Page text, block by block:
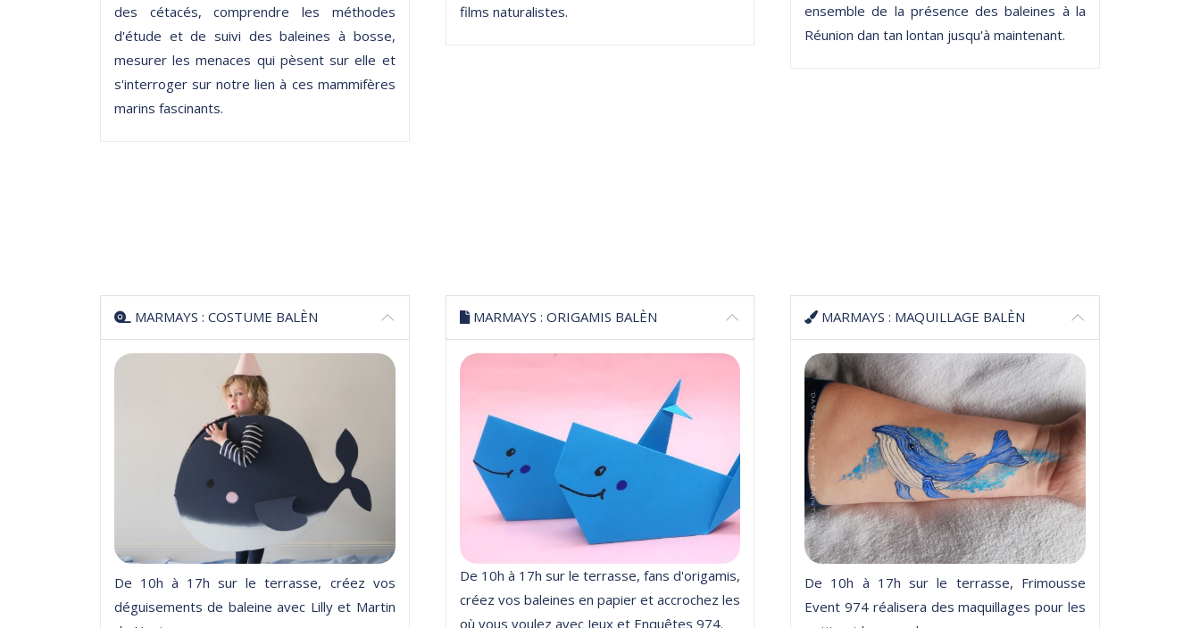
des cétacés, comprendre les méthodes
d'étude et de suivi des baleines à bosse,
mesurer les menaces qui pèsent sur elle et
s'interroger sur notre lien à ces mammifères
marins fascinants.
films naturalistes.
ensemble de la présence des baleines à la
Réunion dan tan lontan jusqu'à maintenant.
MARMAYS : COSTUME BALÈN
De 10h à 17h sur le terrasse, créez vos
déguisements de baleine avec Lilly et Martin
MARMAYS : ORIGAMIS BALÈN
De 10h à 17h sur le terrasse, fans d'origamis,
créez vos baleines en papier et accrochez les
où vous voulez avec Jeux et Enquêtes 974.
MARMAYS : MAQUILLAGE BALÈN
De 10h à 17h sur le terrasse, Frimousse
Event 974 réalisera des maquillages pour les